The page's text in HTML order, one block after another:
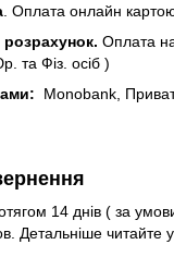
. Оплата онлайн
розрахунок. Оплата
та Фіз. осіб )
Monobank,
14 днів ( за
Детальніше читайте